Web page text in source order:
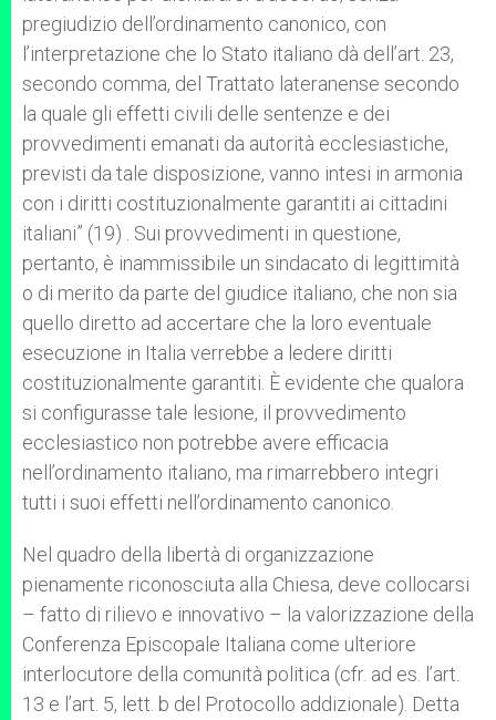
pregiudizio dell’ordinamento canonico, con
l’interpretazione che lo Stato italiano dà dell’art. 23,
secondo comma, del Trattato lateranense secondo
la quale gli effetti civili delle sentenze e dei
provvedimenti emanati da autorità ecclesiastiche,
previsti da tale disposizione, vanno intesi in armonia
con i diritti costituzionalmente garantiti ai cittadini
italiani” (19) . Sui provvedimenti in questione,
pertanto, è inammissibile un sindacato di legittimità
o di merito da parte del giudice italiano, che non sia
quello diretto ad accertare che la loro eventuale
esecuzione in Italia verrebbe a ledere diritti
costituzionalmente garantiti. È evidente che qualora
si configurasse tale lesione, il provvedimento
ecclesiastico non potrebbe avere efficacia
nell’ordinamento italiano, ma rimarrebbero integri
tutti i suoi effetti nell’ordinamento canonico.
Nel quadro della libertà di organizzazione
pienamente riconosciuta alla Chiesa, deve collocarsi
– fatto di rilievo e innovativo – la valorizzazione della
Conferenza Episcopale Italiana come ulteriore
interlocutore della comunità politica (cfr. ad es. l’art.
13 e l’art. 5, lett. b del Protocollo addizionale). Detta